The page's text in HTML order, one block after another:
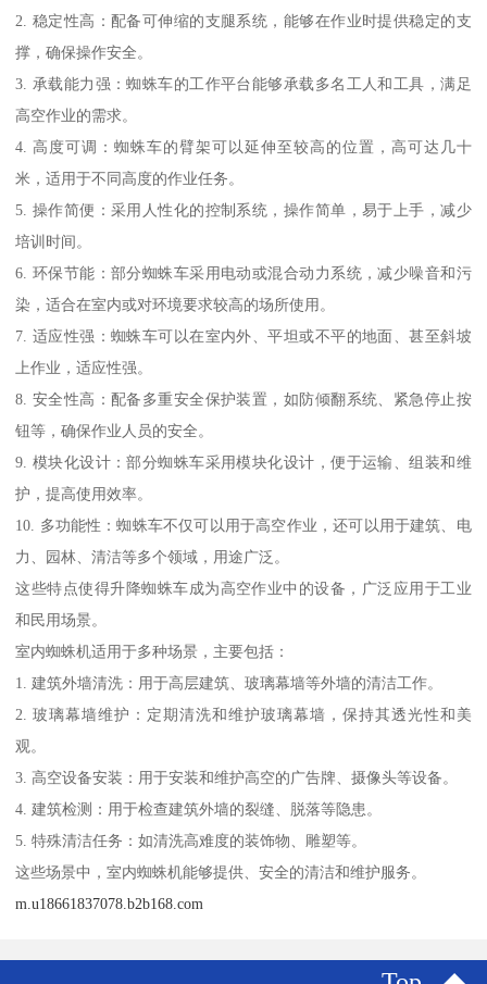
2. 稳定性高：配备可伸缩的支腿系统，能够在作业时提供稳定的支
撑，确保操作安全。
3. 承载能力强：蜘蛛车的工作平台能够承载多名工人和工具，满足
高空作业的需求。
4. 高度可调：蜘蛛车的臂架可以延伸至较高的位置，高可达几十
米，适用于不同高度的作业任务。
5. 操作简便：采用人性化的控制系统，操作简单，易于上手，减少
培训时间。
6. 环保节能：部分蜘蛛车采用电动或混合动力系统，减少噪音和污
染，适合在室内或对环境要求较高的场所使用。
7. 适应性强：蜘蛛车可以在室内外、平坦或不平的地面、甚至斜坡
上作业，适应性强。
8. 安全性高：配备多重安全保护装置，如防倾翻系统、紧急停止按
钮等，确保作业人员的安全。
9. 模块化设计：部分蜘蛛车采用模块化设计，便于运输、组装和维
护，提高使用效率。
10. 多功能性：蜘蛛车不仅可以用于高空作业，还可以用于建筑、电
力、园林、清洁等多个领域，用途广泛。
这些特点使得升降蜘蛛车成为高空作业中的设备，广泛应用于工业
和民用场景。
室内蜘蛛机适用于多种场景，主要包括：
1. 建筑外墙清洗：用于高层建筑、玻璃幕墙等外墙的清洁工作。
2. 玻璃幕墙维护：定期清洗和维护玻璃幕墙，保持其透光性和美
观。
3. 高空设备安装：用于安装和维护高空的广告牌、摄像头等设备。
4. 建筑检测：用于检查建筑外墙的裂缝、脱落等隐患。
5. 特殊清洁任务：如清洗高难度的装饰物、雕塑等。
这些场景中，室内蜘蛛机能够提供、安全的清洁和维护服务。
m.u18661837078.b2b168.com